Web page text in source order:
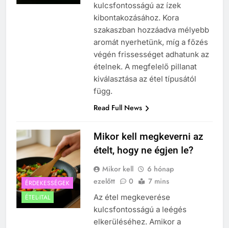
kulcsfontosságú az ízek
kibontakozásához. Kora
szakaszban hozzáadva mélyebb
aromát nyerhetünk, míg a főzés
végén frissességet adhatunk az
ételnek. A megfelelő pillanat
kiválasztása az étel típusától
függ.
Read Full News
ÉRDEKESSÉGEK
ÉTEL-ITAL
Mikor kell megkeverni az
ételt, hogy ne égjen le?
Mikor kell
6 hónap
ezelőtt
0 7 mins
Az étel megkeverése
kulcsfontosságú a leégés
elkerüléséhez. Amikor a